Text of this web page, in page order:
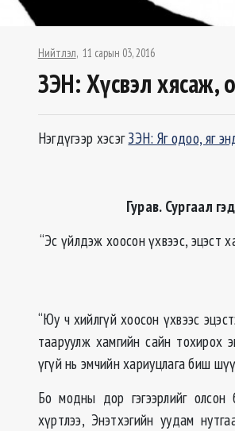
Нийтлэл 11 сарын 03, 2016
ЗЭН: Хүсвэл хясаж,
Нэгдүгээр хэсэгЗЭН: Яг одоо, яг
Гурав. Сургаал
“Эс үйлдэж хоосон үхвээс, эцэст
“Юу ч хийлгүй хоосон үхвээс
тааруулж хамгийн сайн тохирох
үгүй нь эмчийн хариуцлага биш
Бо модны дор гэгээрлийг
хүртлээ, Энэтхэгийн уудам